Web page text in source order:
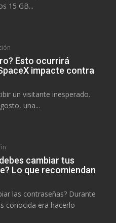
15 GB...
Esto ocurrirá
impacte contra
un visitante inesperado.
una...
cambiar tus
Lo que recomiendan
las contraseñas? Durante
conocida era hacerlo